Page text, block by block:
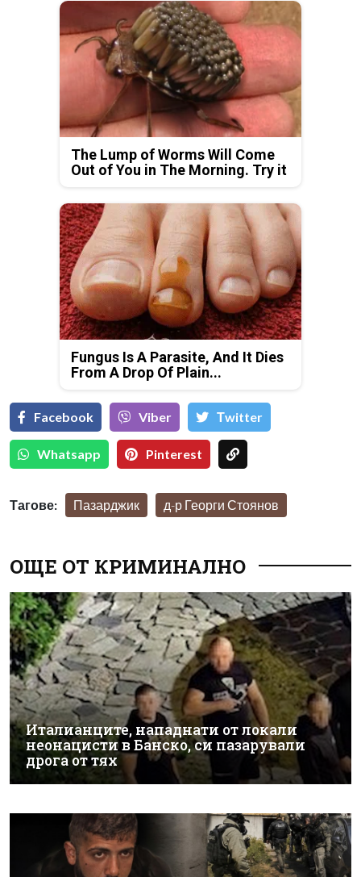
The Lump of Worms Will Come
Out of You in The Morning. Try it
Fungus Is A Parasite, And It Dies
From A Drop Of Plain...
Facebook Viber Тwitter
Whatsapp Pinterest
Тагове: Пазарджик д-р Георги Стоянов
ОЩЕ ОТ КРИМИНАЛНО
Италианците, нападнати от локали
неонацисти в Банско, си пазарували
дрога от тях